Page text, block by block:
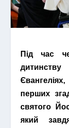
Під час
перших
святого
який